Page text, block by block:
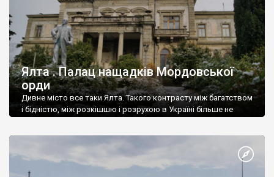
Ялта . Палац нащадків Мордовської
орди
Дивне місто все таки Ялта. Такого контрасту між багатством
і бідністю, між розкішшю і розрухою в Україні більше не